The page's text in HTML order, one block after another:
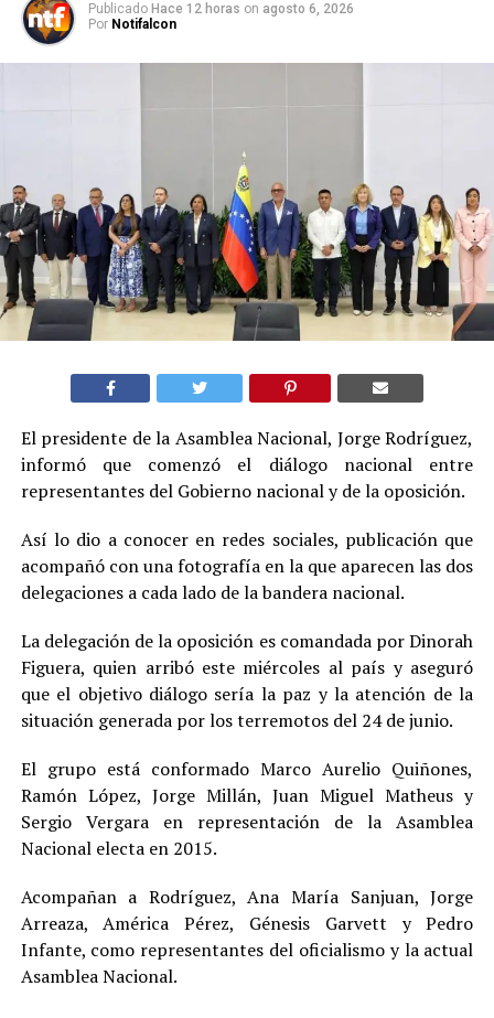
Publicado Hace 12 horas on agosto 6, 2026
Por Notifalcon
El presidente de la Asamblea Nacional, Jorge Rodríguez,
informó que comenzó el diálogo nacional entre
representantes del Gobierno nacional y de la oposición.
Así lo dio a conocer en redes sociales, publicación que
acompañó con una fotografía en la que aparecen las dos
delegaciones a cada lado de la bandera nacional.
La delegación de la oposición es comandada por Dinorah
Figuera, quien arribó este miércoles al país y aseguró
que el objetivo diálogo sería la paz y la atención de la
situación generada por los terremotos del 24 de junio.
El grupo está conformado Marco Aurelio Quiñones,
Ramón López, Jorge Millán, Juan Miguel Matheus y
Sergio Vergara en representación de la Asamblea
Nacional electa en 2015.
Acompañan a Rodríguez, Ana María Sanjuan, Jorge
Arreaza, América Pérez, Génesis Garvett y Pedro
Infante, como representantes del oficialismo y la actual
Asamblea Nacional.